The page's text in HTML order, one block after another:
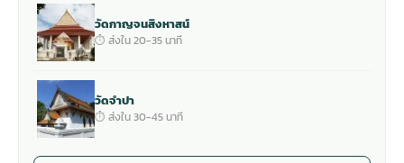
วัดกาญจนสิงหาสน์
⏱ ส่งใน 20-35 นาที
วัดจำปา
⏱ ส่งใน 30-45 นาที